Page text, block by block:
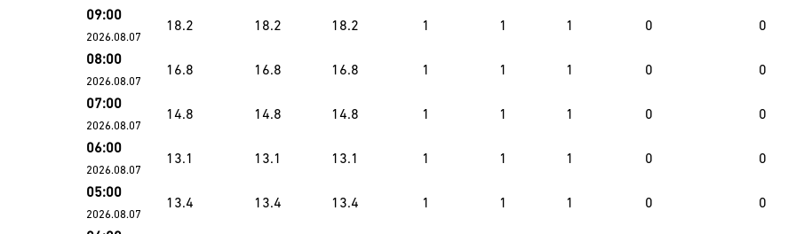
09:00
2026.08.07
18.2 18.2 18.2 1 1 1 0 0
08:00
2026.08.07
16.8 16.8 16.8 1 1 1 0 0
07:00
2026.08.07
14.8 14.8 14.8 1 1 1 0 0
06:00
2026.08.07
13.1 13.1 13.1 1 1 1 0 0
05:00
2026.08.07
13.4 13.4 13.4 1 1 1 0 0